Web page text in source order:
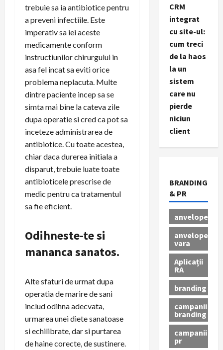
trebuie sa ia antibiotice pentru
a preveni infectiile. Este
imperativ sa iei aceste
medicamente conform
instructiunilor chirurgului in
asa fel incat sa eviti orice
problema neplacuta. Multe
dintre paciente incep sa se
simta mai bine la cateva zile
dupa operatie si cred ca pot sa
inceteze administrarea de
antibiotice. Cu toate acestea,
chiar daca durerea initiala a
disparut, trebuie luate toate
antibioticele prescrise de
medic pentru ca tratamentul
sa fie eficient.
Odihneste-te si
mananca sanatos.
Alte sfaturi de urmat dupa
operatia de marire de sani
includ odihna adecvata,
urmarea unei diete sanatoase
si echilibrate, dar si purtarea
de haine corecte, de sustinere.
CRM
integrat
cu site-ul:
cum treci
de la haos
la un
sistem
care nu
pierde
niciun
client
BRANDING
& PR
anvelope
anvelope
vara
Aplicații
RA
branding
campanii
branding
campanii
pr